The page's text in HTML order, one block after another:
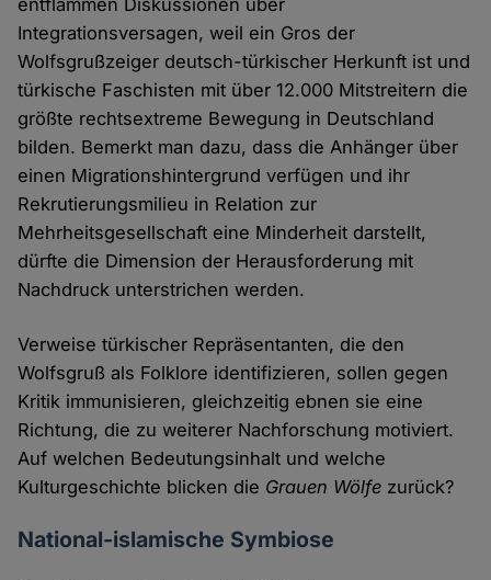
Integrationsversagen, weil ein Gros der
Wolfsgrußzeiger deutsch-türkischer Herkunft ist und
türkische Faschisten mit über 12.000 Mitstreitern die
größte rechtsextreme Bewegung in Deutschland
bilden. Bemerkt man dazu, dass die Anhänger über
einen Migrationshintergrund verfügen und ihr
Rekrutierungsmilieu in Relation zur
Mehrheitsgesellschaft eine Minderheit darstellt,
dürfte die Dimension der Herausforderung mit
Nachdruck unterstrichen werden.
Verweise türkischer Repräsentanten, die den
Wolfsgruß als Folklore identifizieren, sollen gegen
Kritik immunisieren, gleichzeitig ebnen sie eine
Richtung, die zu weiterer Nachforschung motiviert.
Auf welchen Bedeutungsinhalt und welche
Kulturgeschichte blicken die Grauen Wölfe zurück?
National-islamische Symbiose